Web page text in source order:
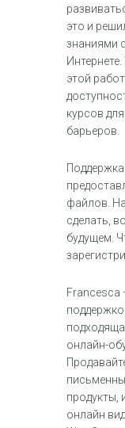
это и
знаниями
этой
курсов
барьеров.
файлов.
сделать,
будущем.
Francesca
онлайн-
продукты,
онлайн